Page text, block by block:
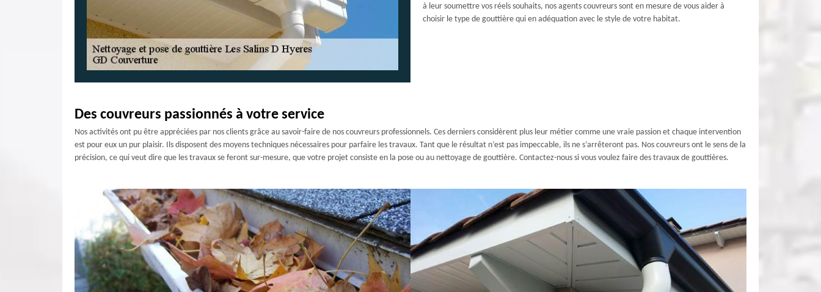
à leur soumettre vos réels souhaits, nos agents couvreurs sont en mesure de vous aider à
choisir le type de gouttière qui en adéquation avec le style de votre habitat.
Des couvreurs passionnés à votre service
Nos activités ont pu être appréciées par nos clients grâce au savoir-faire de nos couvreurs professionnels. Ces derniers considèrent plus leur métier comme une vraie passion et chaque intervention
est pour eux un pur plaisir. Ils disposent des moyens techniques nécessaires pour parfaire les travaux. Tant que le résultat n’est pas impeccable, ils ne s’arrêteront pas. Nos couvreurs ont le sens de la
précision, ce qui veut dire que les travaux se feront sur-mesure, que votre projet consiste en la pose ou au nettoyage de gouttière. Contactez-nous si vous voulez faire des travaux de gouttières.